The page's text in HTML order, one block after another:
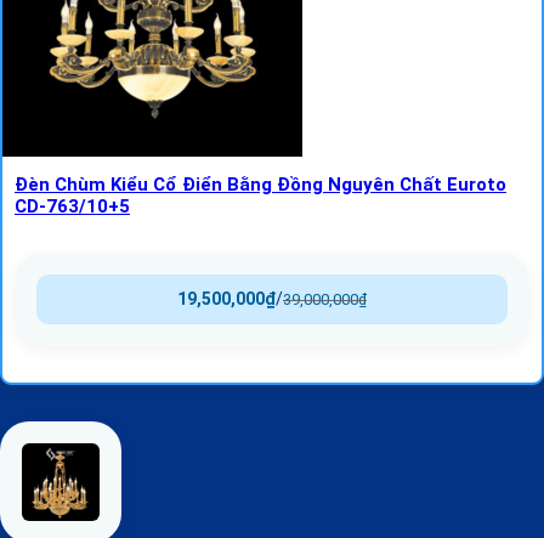
Đèn Chùm Kiểu Cổ Điển Bằng Đồng Nguyên Chất Euroto
CD-763/10+5
39,000,000₫
/
19,500,000₫